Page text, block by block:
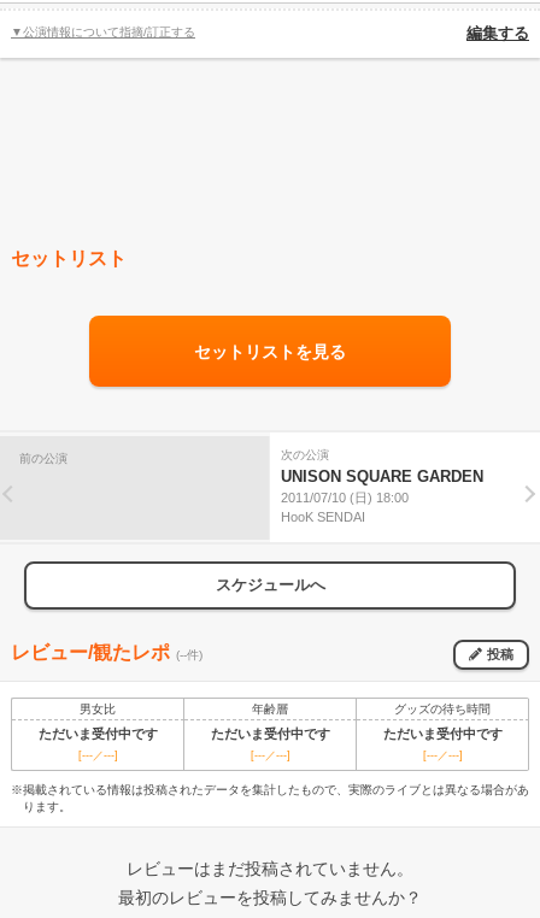
▼公演情報について指摘/訂正する 編集する
セットリスト
セットリストを見る
前の公演 次の公演
UNISON SQUARE GARDEN
2011/07/10 (日) 18:00
HooK SENDAI
スケジュールへ
レビュー/観たレポ (--件) 投稿
男女比 年齢層 グッズの待ち時間
ただいま受付中です ただいま受付中です ただいま受付中です
[---／---] [---／---] [---／---]
※掲載されている情報は投稿されたデータを集計したもので、実際のライブとは異なる場合があ
ります。
レビューはまだ投稿されていません。
最初のレビューを投稿してみませんか？